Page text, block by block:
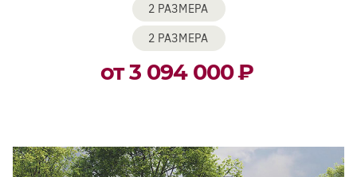
2 РАЗМЕРА
2 РАЗМЕРА
от 3 094 000₽